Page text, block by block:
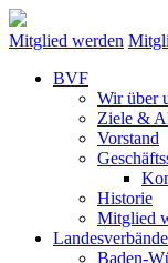
Mitglied werden
BVF
Wir über
Ziele &
Vorstand
Historie
Mitglied
Landesverbände
Baden-